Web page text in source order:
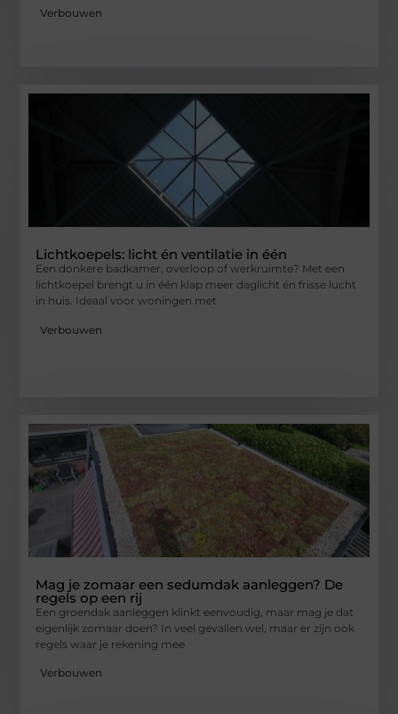
Verbouwen
Lichtkoepels: licht én ventilatie in één
Een donkere badkamer, overloop of werkruimte? Met een
lichtkoepel brengt u in één klap meer daglicht én frisse lucht
in huis. Ideaal voor woningen met
Verbouwen
Mag je zomaar een sedumdak aanleggen? De
regels op een rij
Een groendak aanleggen klinkt eenvoudig, maar mag je dat
eigenlijk zomaar doen? In veel gevallen wel, maar er zijn ook
regels waar je rekening mee
Verbouwen